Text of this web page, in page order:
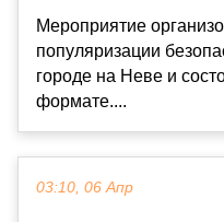
Мероприятие
популяризации
городе на Неве и
формате....
03:10, 06 Апр